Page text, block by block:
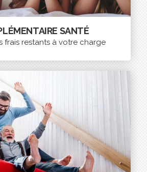
SANTÉ
frais restants à votre charge